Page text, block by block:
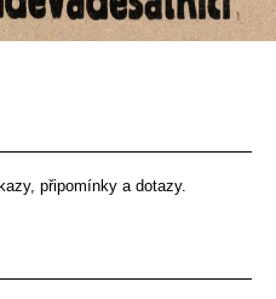
připomínky a dotazy.